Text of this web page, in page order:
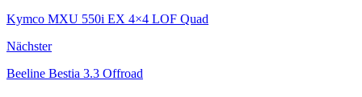
Kymco MXU 550i EX 4×4 LOF Quad
Nächster
Beeline Bestia 3.3 Offroad